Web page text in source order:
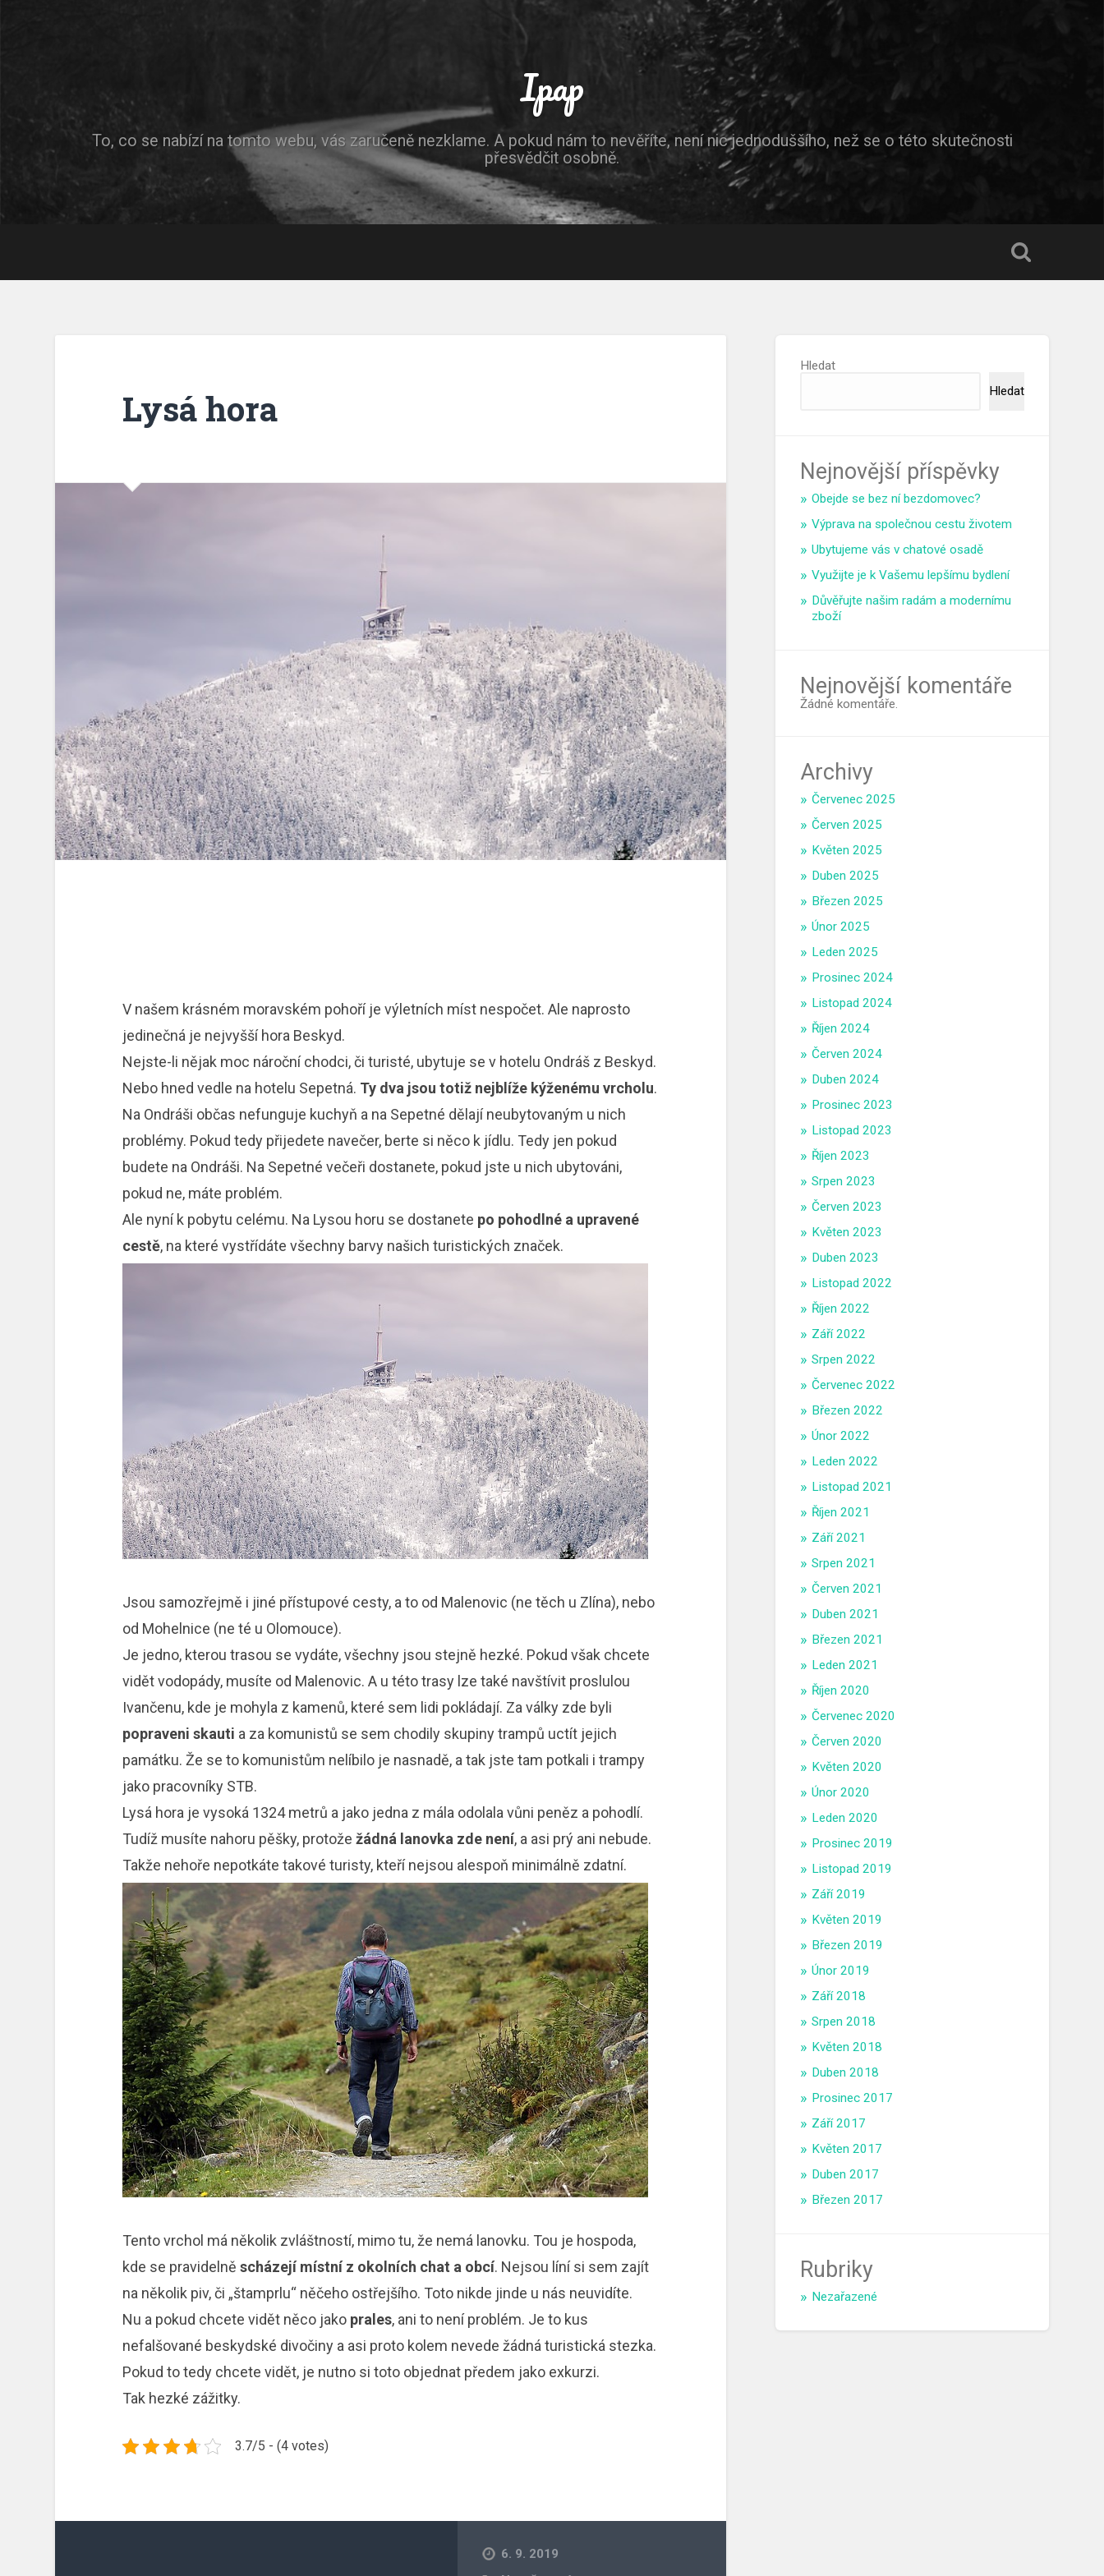
Ipap
To, co se nabízí na tomto webu, vás zaručeně nezklame. A pokud nám to nevěříte, není nic jednoduššího, než se o této skutečnosti
přesvědčit osobně.
Lysá hora
V našem krásném moravském pohoří je výletních míst nespočet. Ale naprosto
jedinečná je nejvyšší hora Beskyd.
Nejste-li nějak moc nároční chodci, či turisté, ubytuje se v hotelu Ondráš z Beskyd.
Nebo hned vedle na hotelu Sepetná. Ty dva jsou totiž nejblíže kýženému vrcholu.
Na Ondráši občas nefunguje kuchyň a na Sepetné dělají neubytovaným u nich
problémy. Pokud tedy přijedete navečer, berte si něco k jídlu. Tedy jen pokud
budete na Ondráši. Na Sepetné večeři dostanete, pokud jste u nich ubytováni,
pokud ne, máte problém.
Ale nyní k pobytu celému. Na Lysou horu se dostanete po pohodlné a upravené
cestě, na které vystřídáte všechny barvy našich turistických značek.
Jsou samozřejmě i jiné přístupové cesty, a to od Malenovic (ne těch u Zlína), nebo
od Mohelnice (ne té u Olomouce).
Je jedno, kterou trasou se vydáte, všechny jsou stejně hezké. Pokud však chcete
vidět vodopády, musíte od Malenovic. A u této trasy lze také navštívit proslulou
Ivančenu, kde je mohyla z kamenů, které sem lidi pokládají. Za války zde byli
popraveni skauti a za komunistů se sem chodily skupiny trampů uctít jejich
památku. Že se to komunistům nelíbilo je nasnadě, a tak jste tam potkali i trampy
jako pracovníky STB.
Lysá hora je vysoká 1324 metrů a jako jedna z mála odolala vůni peněz a pohodlí.
Tudíž musíte nahoru pěšky, protože žádná lanovka zde není, a asi prý ani nebude.
Takže nehoře nepotkáte takové turisty, kteří nejsou alespoň minimálně zdatní.
Tento vrchol má několik zvláštností, mimo tu, že nemá lanovku. Tou je hospoda,
kde se pravidelně scházejí místní z okolních chat a obcí. Nejsou líní si sem zajít
na několik piv, či „štamprlu“ něčeho ostřejšího. Toto nikde jinde u nás neuvidíte.
Nu a pokud chcete vidět něco jako prales, ani to není problém. Je to kus
nefalšované beskydské divočiny a asi proto kolem nevede žádná turistická stezka.
Pokud to tedy chcete vidět, je nutno si toto objednat předem jako exkurzi.
Tak hezké zážitky.
3.7/5 - (4 votes)
6. 9. 2019
Hledat
Hledat
Nejnovější příspěvky
Obejde se bez ní bezdomovec?
Výprava na společnou cestu životem
Ubytujeme vás v chatové osadě
Využijte je k Vašemu lepšímu bydlení
Důvěřujte našim radám a modernímu
zboží
Nejnovější komentáře
Žádné komentáře.
Archivy
Červenec 2025
Červen 2025
Květen 2025
Duben 2025
Březen 2025
Únor 2025
Leden 2025
Prosinec 2024
Listopad 2024
Říjen 2024
Červen 2024
Duben 2024
Prosinec 2023
Listopad 2023
Říjen 2023
Srpen 2023
Červen 2023
Květen 2023
Duben 2023
Listopad 2022
Říjen 2022
Září 2022
Srpen 2022
Červenec 2022
Březen 2022
Únor 2022
Leden 2022
Listopad 2021
Říjen 2021
Září 2021
Srpen 2021
Červen 2021
Duben 2021
Březen 2021
Leden 2021
Říjen 2020
Červenec 2020
Červen 2020
Květen 2020
Únor 2020
Leden 2020
Prosinec 2019
Listopad 2019
Září 2019
Květen 2019
Březen 2019
Únor 2019
Září 2018
Srpen 2018
Květen 2018
Duben 2018
Prosinec 2017
Září 2017
Květen 2017
Duben 2017
Březen 2017
Rubriky
Nezařazené